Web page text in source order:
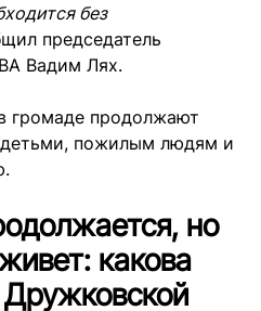
без
председатель
Вадим Лях.
громаде продолжают
пожилым людям и
но
какова